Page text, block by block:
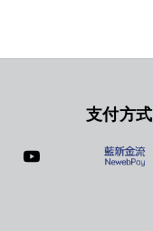
支付方式